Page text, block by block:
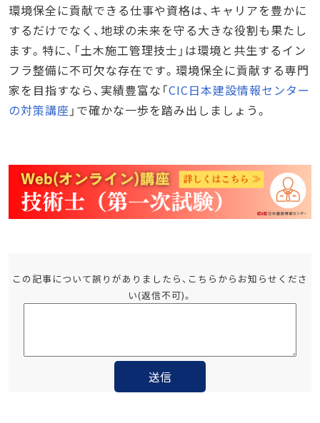
環境保全に貢献できる仕事や資格は、キャリアを豊かに
するだけでなく、地球の未来を守る大きな役割も果たし
ます。特に、「土木施工管理技士」は環境と共生するイン
フラ整備に不可欠な存在です。環境保全に貢献する専門
家を目指すなら、実績豊富な「CIC日本建設情報センター
の対策講座 」で確かな一歩を踏み出しましょう。
この記事について誤りがありましたら、こちらからお知らせくださ
い(返信不可)。